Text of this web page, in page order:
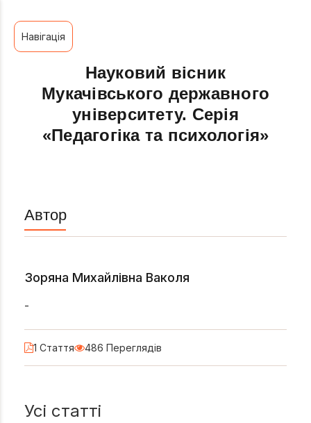
Навігація
Науковий вісник
Мукачівського державного
університету. Серія
«Педагогіка та психологія»
Автор
Зоряна Михайлівна Ваколя
-
1 Стаття 486 Переглядів
Усі статті